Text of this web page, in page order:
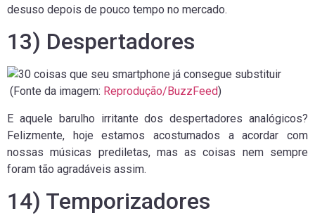
desuso depois de pouco tempo no mercado.
13) Despertadores
(Fonte da imagem: Reprodução/BuzzFeed)
E aquele barulho irritante dos despertadores analógicos?
Felizmente, hoje estamos acostumados a acordar com
nossas músicas prediletas, mas as coisas nem sempre
foram tão agradáveis assim.
14) Temporizadores